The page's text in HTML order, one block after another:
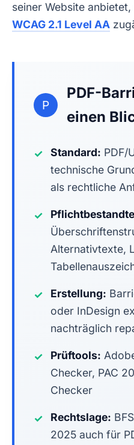
seiner Website
WCAG 2.1 Level AA
P
PDF-
einen
✓ Standard: PDF/
technische
als rechtliche
✓
Alternativtexte,
✓ Erstellung:
oder InDesign
nachträglich
✓ Prüftools:
Checker, PAC
Checker
✓ Rechtslage:
2025 auch für